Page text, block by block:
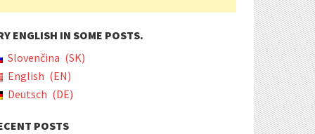
ENGLISH IN SOME POSTS.
Slovenčina
SK
English
EN
Deutsch
DE
POSTS